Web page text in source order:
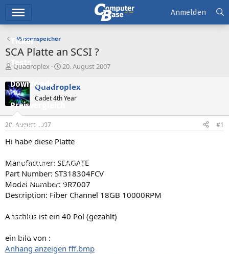
Ticker
Tests
Downloads
Preisvergleich
Forum
Aktuelles
Empfohlene Inhalte
Neue Beiträge
Neueste Aktivitäten
Leserartikel
Regeln
Anmelden
Massenspeicher
SCA Platte an SCSI ?
E
s
t
e
e
Quadroplex
E
s
e
t
a
20. August 2007
Quadroplex
Cadet 4th Year
20. August 2007 #1
Hi habe diese Platte
Manufacturer: SEAGATE
Part Number: ST318304FCV
Model Number: 9R7007
Description: Fiber Channel 18GB 10000RPM
Anschlus ist ein 40 Pol (gezählt)
ein bild von :
Anhang anzeigen fff.bmp